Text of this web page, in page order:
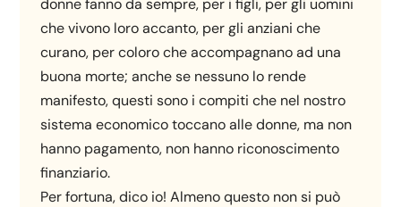
donne fanno da sempre, per i figli, per gli uomini
che vivono loro accanto, per gli anziani che
curano, per coloro che accompagnano ad una
buona morte; anche se nessuno lo rende
manifesto, questi sono i compiti che nel nostro
sistema economico toccano alle donne, ma non
hanno pagamento, non hanno riconoscimento
finanziario.
Per fortuna, dico io! Almeno questo non si può